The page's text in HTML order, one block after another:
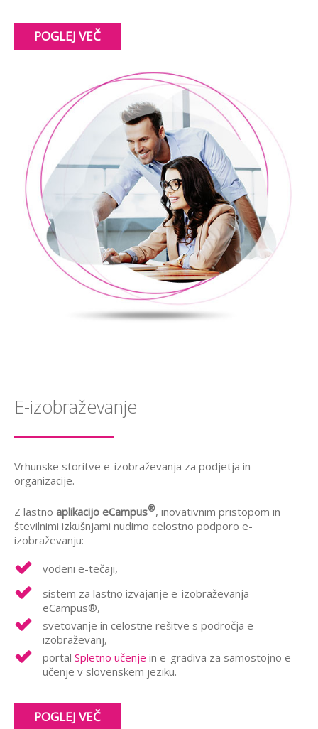
POGLEJ VEČ
E-izobraževanje
Vrhunske storitve e-izobraževanja za podjetja in
organizacije.
Z lastno aplikacijo eCampus®, inovativnim pristopom in
številnimi izkušnjami nudimo celostno podporo e-
izobraževanju:
vodeni e-tečaji,
sistem za lastno izvajanje e-izobraževanja -
eCampus®,
svetovanje in celostne rešitve s področja e-
izobraževanj,
portal Spletno učenje in e-gradiva za samostojno e-
učenje v slovenskem jeziku.
POGLEJ VEČ